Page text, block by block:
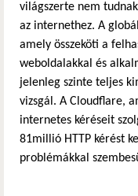
világszerte nem
az internethez. A
amely összeköti a
weboldalakkal és
jelenleg szinte teljes
vizsgál. A Cloudflare,
internetes kéréseit
81millió HTTP kérést
problémákkal